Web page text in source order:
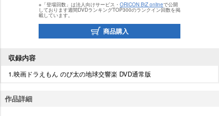
※「登場回数」は法人向けサービス・ ORICON BiZ onlineで公開
しております週間DVDランキングTOP300のランクイン回数を掲
載しています。
商品購入
収録内容
1.映画ドラえもん のび太の地球交響楽 DVD通常版
作品詳細